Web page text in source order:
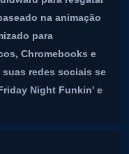
na animação
para
Chromebooks e
redes sociais se
Night Funkin' e